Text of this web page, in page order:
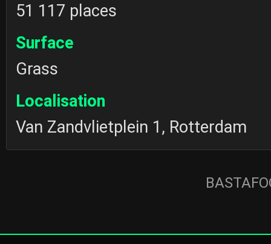
51 117 places
Surface
Grass
Localisation
Van Zandvlietplein 1, Rotterdam